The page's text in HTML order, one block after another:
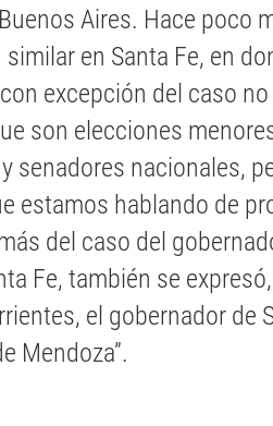
Aires. Hace poco
en Santa Fe, en
excepción del caso
son elecciones
senadores nacionales,
estamos hablando de
del caso del
Fe, también se
el gobernador de
Mendoza”.